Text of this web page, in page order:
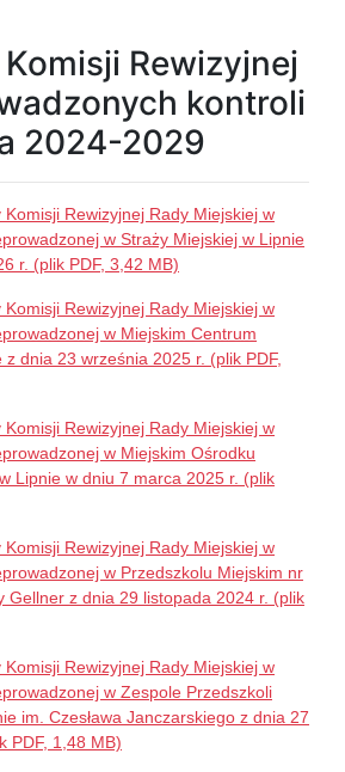
Komisji Rewizyjnej
kontroli
2024-2029
Komisji Rewizyjnej Rady Miejskiej w
w Straży Miejskiej w Lipnie
r. (plik PDF, 3,42 MB)
Komisji Rewizyjnej Rady Miejskiej w
w Miejskim Centrum
dnia 23 września 2025 r. (plik PDF,
Komisji Rewizyjnej Rady Miejskiej w
w Miejskim Ośrodku
Lipnie w dniu 7 marca 2025 r. (plik
Komisji Rewizyjnej Rady Miejskiej w
w Przedszkolu Miejskim nr
Gellner z dnia 29 listopada 2024 r. (plik
Komisji Rewizyjnej Rady Miejskiej w
w Zespole Przedszkoli
im. Czesława Janczarskiego z dnia 27
PDF, 1,48 MB)